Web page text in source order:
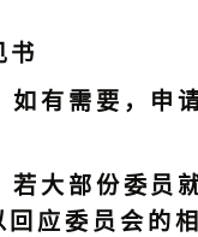
书
有需要，申
大部份委员
应委员会的相